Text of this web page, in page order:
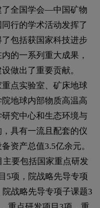
了全国学会—中国矿物
行的学术活动发挥了
包括获国家科技进步
的一系列重大成果，
做出了重要贡献。
点实验室、矿床地球
地球内部物质高温高
究中心和生态环境与
具有一流且配套的仪
资产总值3.5亿余元。
要包括国家重点研发
5项，院战略先导专项
战略先导专项子课题3